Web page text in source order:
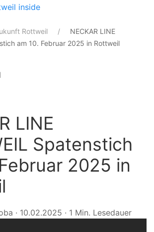
Rottweil
NECKAR LINE
am 10. Februar 2025 in Rottweil
LINE
Spatenstich
2025 in
· 10.02.2025 · 1 Min. Lesedauer